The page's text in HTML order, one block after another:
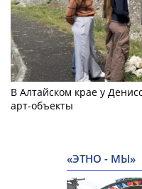
В Алтайском крае у
арт-объекты
«ЭТНО - МЫ»